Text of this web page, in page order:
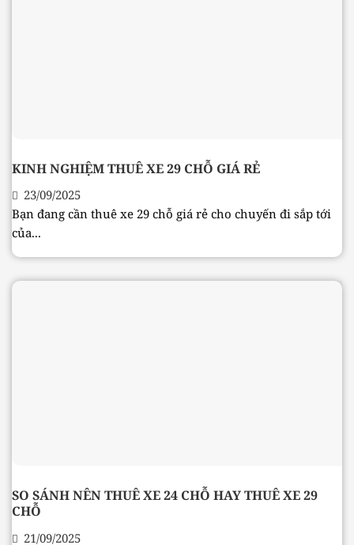
KINH NGHIỆM THUÊ XE 29 CHỖ GIÁ RẺ
Bạn đang cần thuê xe 29 chỗ giá rẻ cho chuyến đi sắp tới
của...
23/09/2025
SO SÁNH NÊN THUÊ XE 24 CHỖ HAY THUÊ XE 29
CHỖ
21/09/2025